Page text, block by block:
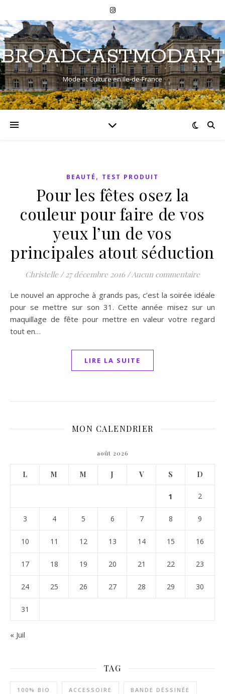
BROADCASTMODART
Mode et Culture en Ile-de-France
BEAUTÉ , TEST PRODUIT
Pour les fêtes osez la
couleur pour faire de vos
yeux l’un de vos
principales atout séduction
Christelle / 27 décembre 2016 /Aucun commentaire
Le nouvel an approche à grands pas, c’est la soirée idéale
pour se mettre sur son 31. Cette année misez sur un
maquillage de fête pour mettre en valeur votre regard
tout en…
LIRE LA SUITE
MON CALENDRIER
août 2026
L M M J V S D
1 2
3 4 5 6 7 8 9
10 11 12 13 14 15 16
17 18 19 20 21 22 23
24 25 26 27 28 29 30
31
« Juil
TAG
100% BIO ACCESSOIRE BANDE DÉSSINÉE